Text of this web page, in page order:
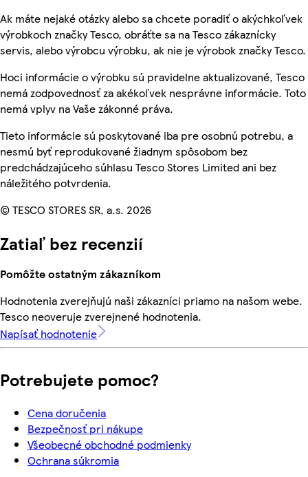
Ak máte nejaké otázky alebo sa chcete poradiť o akýchkoľvek
výrobkoch značky Tesco, obráťte sa na Tesco zákaznícky
servis, alebo výrobcu výrobku, ak nie je výrobok značky Tesco.
Hoci informácie o výrobku sú pravidelne aktualizované, Tesco
nemá zodpovednosť za akékoľvek nesprávne informácie. Toto
nemá vplyv na Vaše zákonné práva.
Tieto informácie sú poskytované iba pre osobnú potrebu, a
nesmú byť reprodukované žiadnym spôsobom bez
predchádzajúceho súhlasu Tesco Stores Limited ani bez
náležitého potvrdenia.
© TESCO STORES SR, a.s. 2026
Zatiaľ bez recenzií
Pomôžte ostatným zákazníkom
Hodnotenia zverejňujú naši zákazníci priamo na našom webe.
Tesco neoveruje zverejnené hodnotenia.
Napísať hodnotenie
Potrebujete pomoc?
Cena doručenia
Bezpečnosť pri nákupe
Všeobecné obchodné podmienky
Ochrana súkromia